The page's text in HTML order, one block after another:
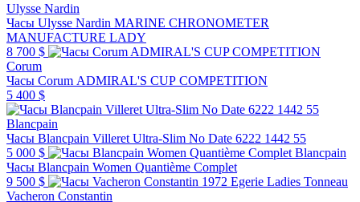
Ulysse Nardin
Часы Ulysse Nardin MARINE CHRONOMETER
MANUFACTURE LADY
8 700 $
Corum
Часы Corum ADMIRAL'S CUP COMPETITION
5 400 $
Blancpain
Часы Blancpain Villeret Ultra-Slim No Date 6222 1442 55
5 000 $
Blancpain
Часы Blancpain Women Quantième Complet
9 500 $
Vacheron Constantin